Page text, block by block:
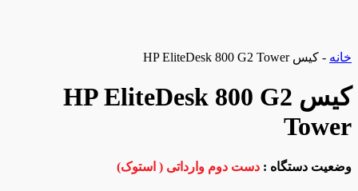
خانه - کیس HP EliteDesk 800 G2 Tower
کیس HP EliteDesk 800 G2
Tower
وضعیت دستگاه : دست دوم وارداتی ( استوک)